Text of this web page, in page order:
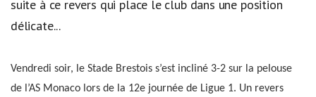
suite à ce revers qui place le club dans une position
délicate...
Vendredi soir, le Stade Brestois s’est incliné 3-2 sur la pelouse
de l’AS Monaco lors de la 12e journée de Ligue 1. Un revers